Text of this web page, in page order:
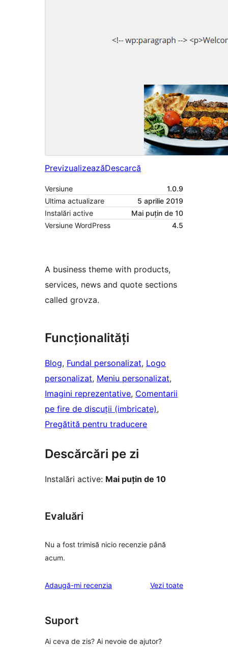
PrevizualizeazăDescarcă
Versiune
1.0.9
Ultima actualizare
5 aprilie 2019
Instalări active
Mai puțin de 10
Versiune WordPress
4.5
A business theme with products,
services, news and quote sections
called grovza.
Funcționalități
Blog, Fundal personalizat, Logo
personalizat, Meniu personalizat
Imagini reprezentative, Comentarii
pe fire de discuții (imbricate)
Pregătită pentru traducere
Descărcări pe zi
Instalări active: Mai puțin de 10
Evaluări
Nu a fost trimisă nicio recenzie până
acum.
Adaugă-mi recenzia Vezi toaterecenziile
Suport
Ai ceva de zis? Ai nevoie de ajutor?